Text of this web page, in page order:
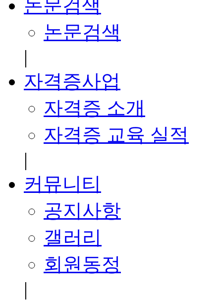
논문검색
논문검색
|
자격증사업
자격증 소개
자격증 교육 실적
|
커뮤니티
공지사항
갤러리
회원동정
|